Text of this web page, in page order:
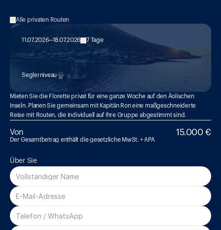
Alle privaten Routen
11.07.2026 18.07.2026 7 Tage
MED 19:
Seglerniveau
Mieten Sie die Florette privat für eine ganze Woche auf den Äolischen
Inseln. Planen Sie gemeinsam mit Kapitän Ron eine maßgeschneiderte
Reise mit Routen, die individuell auf Ihre Gruppe abgestimmt sind.
Von 15.000 €
Der Gesamtbetrag enthält die gesetzliche MwSt. + APA
Über Sie